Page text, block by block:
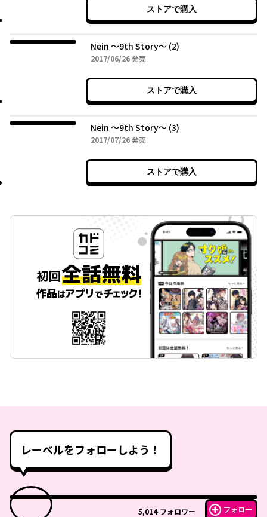
ストアで購入
Nein ～9th Story～ (2)
2017/06/262017年06月26日
発売
ストアで購入
Nein ～9th Story～ (3)
2017/07/262017年07月26日
発売
ストアで購入
レーベルをフォローしよう！
5,014 フォロワー フォロー